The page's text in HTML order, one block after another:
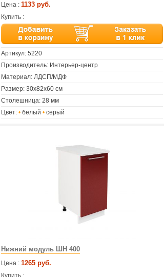
Цена : 1133 руб.
Купить :
Артикул: 5220
Производитель: Интерьер-центр
Материал: ЛДСП/МДФ
Размер: 30х82х60 см
Столешница: 28 мм
Цвет: • белый • серый
Нижний модуль ШН 400
Цена : 1265 руб.
Купить :